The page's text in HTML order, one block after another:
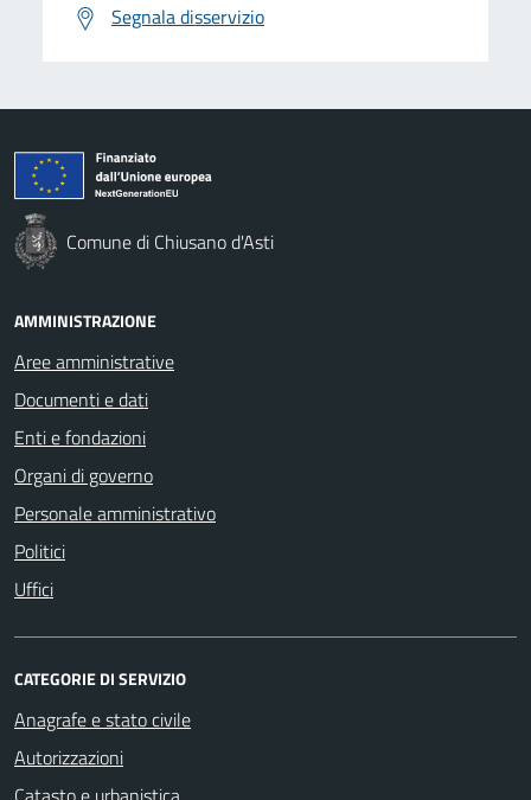
Segnala disservizio
Comune di Chiusano d'Asti
AMMINISTRAZIONE
Aree amministrative
Documenti e dati
Enti e fondazioni
Organi di governo
Personale amministrativo
Politici
Uffici
CATEGORIE DI SERVIZIO
Anagrafe e stato civile
Autorizzazioni